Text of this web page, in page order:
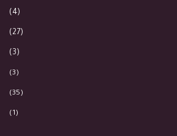
(4)
(27)
(3)
(3)
(35)
(1)